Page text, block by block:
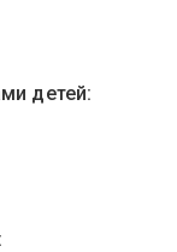
детей: